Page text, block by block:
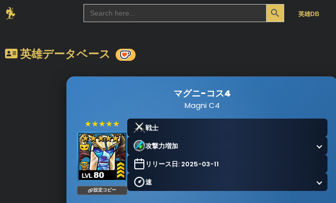
Search
for:
Search Button
英雄DB
英雄データベース
マグニ-コス4
Magni C4
★★★★★
設定コピー
戦士
攻撃力増加
リリース日: 2025-03-11
速